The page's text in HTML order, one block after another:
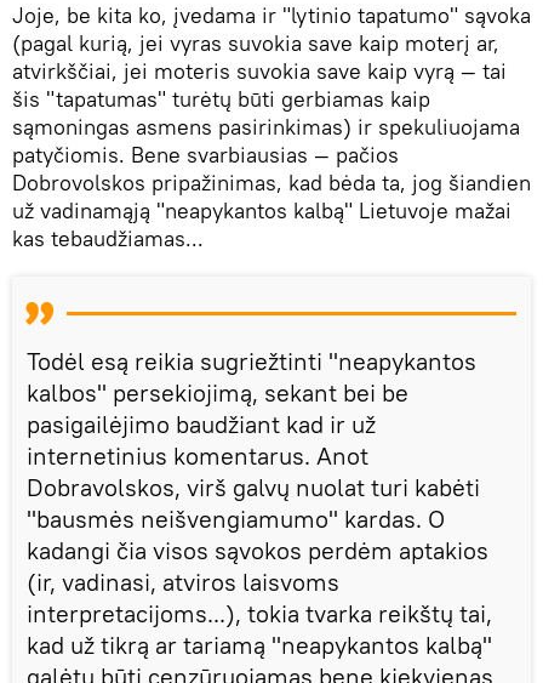
Joje, be kita ko, įvedama ir "lytinio tapatumo" sąvoka
(pagal kurią, jei vyras suvokia save kaip moterį ar,
atvirkščiai, jei moteris suvokia save kaip vyrą — tai
šis "tapatumas" turėtų būti gerbiamas kaip
sąmoningas asmens pasirinkimas) ir spekuliuojama
patyčiomis. Bene svarbiausias — pačios
Dobrovolskos pripažinimas, kad bėda ta, jog šiandien
už vadinamąją "neapykantos kalbą" Lietuvoje mažai
kas tebaudžiamas...
Todėl esą reikia sugriežtinti "neapykantos
kalbos" persekiojimą, sekant bei be
pasigailėjimo baudžiant kad ir už
internetinius komentarus. Anot
Dobravolskos, virš galvų nuolat turi kabėti
"bausmės neišvengiamumo" kardas. O
kadangi čia visos sąvokos perdėm aptakios
(ir, vadinasi, atviros laisvoms
interpretacijoms...), tokia tvarka reikštų tai,
kad už tikrą ar tariamą "neapykantos kalbą"
galėtų būti cenzūruojamas bene kiekvienas